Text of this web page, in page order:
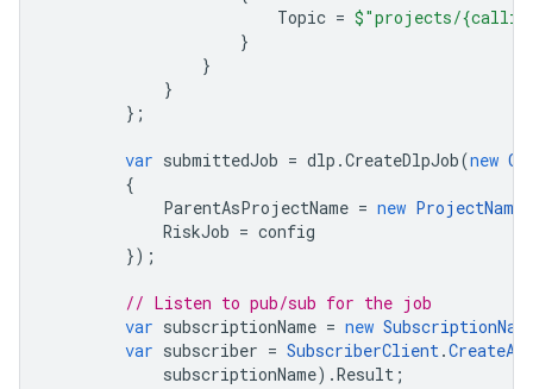
Topic = $"projects/
}
}
}
};
var submittedJob = dlp .CreateDlpJob(new
{
ParentAsProjectName = new ProjectName
RiskJob = config
});
// Listen to pub/sub for the job
var subscriptionName = new
var subscriber = SubscriberClient.
subscriptionName).Result ;